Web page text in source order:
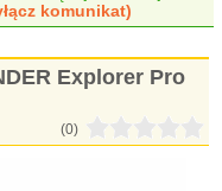
komunikat)
Explorer Pro
(0)